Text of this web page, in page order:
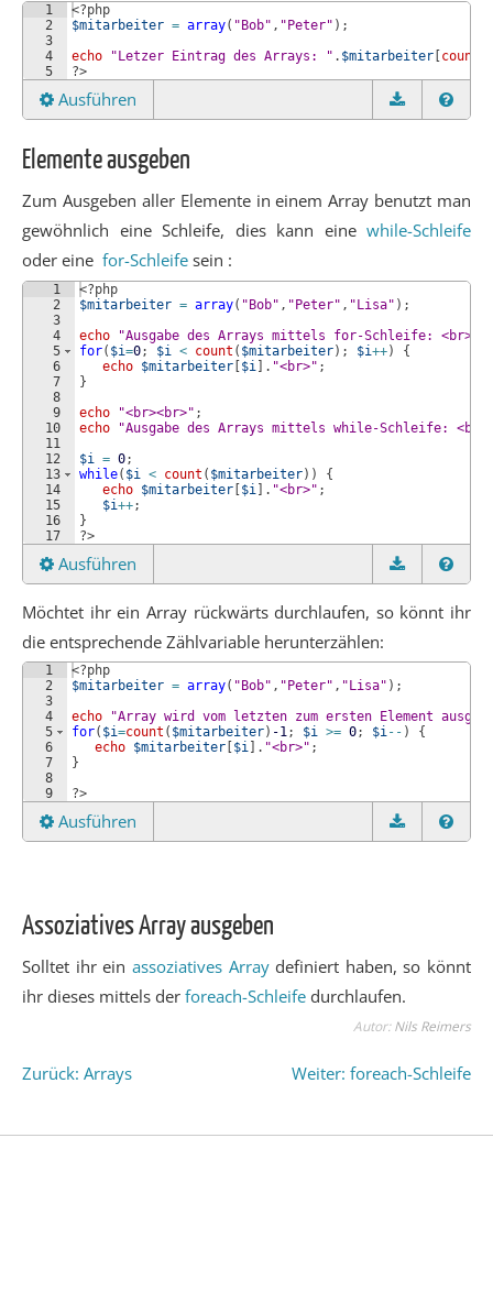
1
2
3
4
5
<?php
$mitarbeiter = array( "Bob" , "Peter" ) ;
echo
"Letzer Eintrag des Arrays: " . $mitarbeiter [count
?>
Ausführen
Elemente ausgeben
Zum Ausgeben aller Elemente in einem Array benutzt man
gewöhnlich eine Schleife, dies kann eine while-Schleife
oder eine for-Schleife sein :
1
2
3
4
5
6
7
8
9
10
11
12
13
14
15
16
17
<?php
$mitarbeiter = array( "Bob" , "Peter" , "Lisa" ) ;
echo
"Ausgabe des Arrays mittels for-Schleife: <br>"
for( $i=0; $i < count ( $mitarbeiter) ; $i++)
{
echo $mitarbeiter [$i] . "<br>" ;
}
echo
"<br><br>" ;
echo
"Ausgabe des Arrays mittels while-Schleife:
$i = 0;
while( $i < count ( $mitarbeiter))
{
echo $mitarbeiter [$i] . "<br>" ;
$i++;
}
?>
Ausführen
Möchtet ihr ein Array rückwärts durchlaufen, so könnt ihr
die entsprechende Zählvariable herunterzählen:
1
2
3
4
5
6
7
8
9
<?php
$mitarbeiter = array( "Bob" , "Peter" , "Lisa" ) ;
echo
"Array wird vom letzten zum ersten Element
for( $i=count ( $mitarbeiter) -1; $i >= 0; $i-- )
{
echo $mitarbeiter $i . "<br>" ;
}
?>
Ausführen
Assoziatives Array ausgeben
Solltet ihr ein assoziatives Arraydefiniert haben, so könnt
ihr dieses mittels der foreach-Schleife durchlaufen.
Autor:Nils Reimers
Zurück: Arrays Weiter: foreach-Schleife